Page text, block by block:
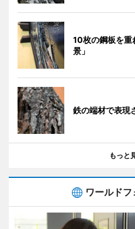
10枚の鋼板を重
景」
鉄の端材で表現
もっと
ワールド